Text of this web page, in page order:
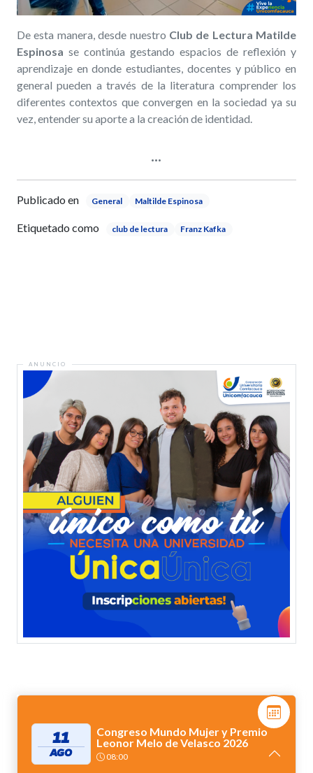
De esta manera, desde nuestro Club de Lectura Matilde
Espinosa se continúa gestando espacios de reflexión y
aprendizaje en donde estudiantes, docentes y público en
general pueden a través de la literatura comprender los
diferentes contextos que convergen en la sociedad ya su
vez, entender su aporte a la creación de identidad.
Publicado en General Maltilde Espinosa
Etiquetado como club de lectura Franz Kafka
11
AGO
Congreso Mundo Mujer y Premio
Leonor Melo de Velasco 2026
08:00